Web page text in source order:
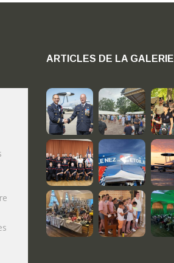
ARTICLES DE LA GALERIE